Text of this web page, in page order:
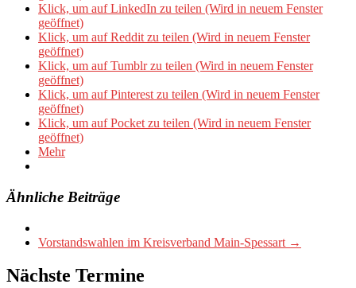
Klick, um auf LinkedIn zu teilen (Wird in neuem Fenster
geöffnet)
Klick, um auf Reddit zu teilen (Wird in neuem Fenster
geöffnet)
Klick, um auf Tumblr zu teilen (Wird in neuem Fenster
geöffnet)
Klick, um auf Pinterest zu teilen (Wird in neuem Fenster
geöffnet)
Klick, um auf Pocket zu teilen (Wird in neuem Fenster
geöffnet)
Mehr
Ähnliche Beiträge
Vorstandswahlen im Kreisverband Main-Spessart →
Nächste Termine